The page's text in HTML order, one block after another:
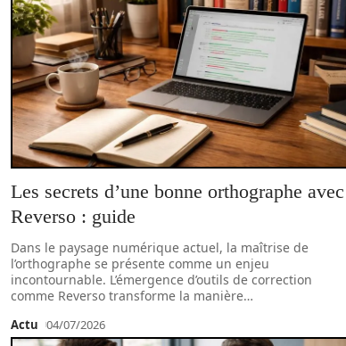
Les secrets d’une bonne orthographe avec
Reverso : guide
Dans le paysage numérique actuel, la maîtrise de
l’orthographe se présente comme un enjeu
incontournable. L’émergence d’outils de correction
comme Reverso transforme la manière…
Actu 04/07/2026